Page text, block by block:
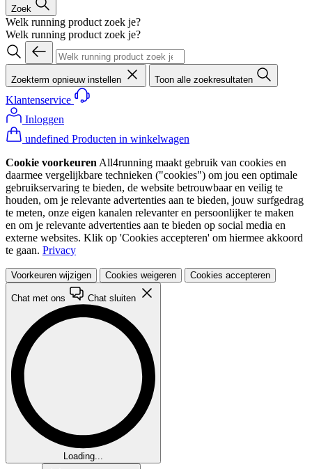
Zoek
Welk running product zoek je?
Welk running product zoek je?
Zoekterm opnieuw instellen Toon alle zoekresultaten
Klantenservice
Inloggen
undefined Producten in winkelwagen
Cookie voorkeuren All4running maakt gebruik van cookies en
daarmee vergelijkbare technieken ("cookies") om jou een optimale
gebruikservaring te bieden, de website betrouwbaar en veilig te
houden, om je relevante advertenties aan te bieden, jouw surfgedrag
te meten, onze eigen kanalen relevanter en persoonlijker te maken
en om je relevante advertenties aan te bieden op social media en
externe websites. Klik op 'Cookies accepteren' om hiermee akkoord
te gaan. Privacy
Voorkeuren wijzigen Cookies weigeren Cookies accepteren
Chat met ons Chat sluiten
Loading...